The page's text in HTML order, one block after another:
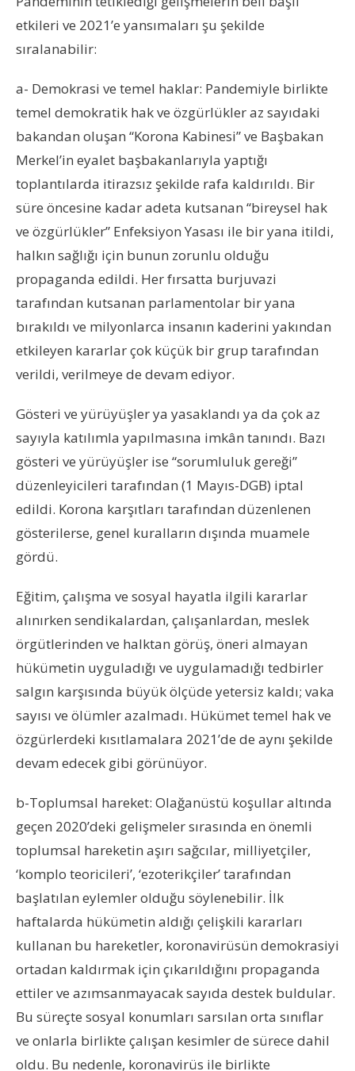
etkileri ve 2021’e yansımaları şu şekilde
sıralanabilir:
a- Demokrasi ve temel haklar: Pandemiyle birlikte
temel demokratik hak ve özgürlükler az sayıdaki
bakandan oluşan “Korona Kabinesi” ve Başbakan
Merkel’in eyalet başbakanlarıyla yaptığı
toplantılarda itirazsız şekilde rafa kaldırıldı. Bir
süre öncesine kadar adeta kutsanan “bireysel hak
ve özgürlükler” Enfeksiyon Yasası ile bir yana itildi,
halkın sağlığı için bunun zorunlu olduğu
propaganda edildi. Her fırsatta burjuvazi
tarafından kutsanan parlamentolar bir yana
bırakıldı ve milyonlarca insanın kaderini yakından
etkileyen kararlar çok küçük bir grup tarafından
verildi, verilmeye de devam ediyor.
Gösteri ve yürüyüşler ya yasaklandı ya da çok az
sayıyla katılımla yapılmasına imkân tanındı. Bazı
gösteri ve yürüyüşler ise “sorumluluk gereği”
düzenleyicileri tarafından (1 Mayıs-DGB) iptal
edildi. Korona karşıtları tarafından düzenlenen
gösterilerse, genel kuralların dışında muamele
gördü.
Eğitim, çalışma ve sosyal hayatla ilgili kararlar
alınırken sendikalardan, çalışanlardan, meslek
örgütlerinden ve halktan görüş, öneri almayan
hükümetin uyguladığı ve uygulamadığı tedbirler
salgın karşısında büyük ölçüde yetersiz kaldı; vaka
sayısı ve ölümler azalmadı. Hükümet temel hak ve
özgürlerdeki kısıtlamalara 2021’de de aynı şekilde
devam edecek gibi görünüyor.
b-Toplumsal hareket: Olağanüstü koşullar altında
geçen 2020’deki gelişmeler sırasında en önemli
toplumsal hareketin aşırı sağcılar, milliyetçiler,
‘komplo teoricileri’, ‘ezoterikçiler’ tarafından
başlatılan eylemler olduğu söylenebilir. İlk
haftalarda hükümetin aldığı çelişkili kararları
kullanan bu hareketler, koronavirüsün demokrasiyi
ortadan kaldırmak için çıkarıldığını propaganda
ettiler ve azımsanmayacak sayıda destek buldular.
Bu süreçte sosyal konumları sarsılan orta sınıflar
ve onlarla birlikte çalışan kesimler de sürece dahil
oldu. Bu nedenle, koronavirüs ile birlikte